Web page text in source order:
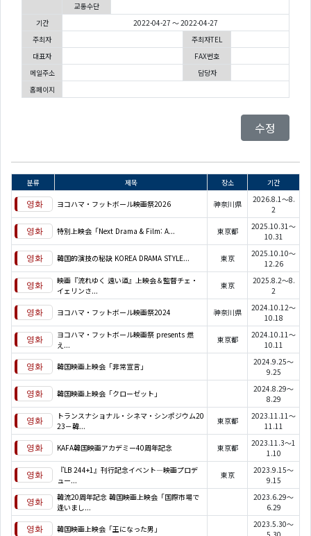
교통수단
기간
2022-04-27 ～ 2022-04-27
주최자
주최자TEL
대표자
FAX번호
메일주소
담당자
홈페이지
수정
분류 제목 장소 기간
ヨコハマ・フットボール映画祭2026 神奈川県
2026.8.1～8.
2
特別上映会「Next Drama & Film: A... 東京都
2025.10.31～
10.31
韓国的演技の秘訣 KOREA DRAMA STYLE... 東京
2025.10.10～
12.26
映画『流れゆく 遠い道』上映会＆監督チェ・
イェリンさ...
東京
2025.8.2～8.
2
ヨコハマ・フットボール映画祭2024 神奈川県
2024.10.12～
10.18
ヨコハマ・フットボール映画祭 presents 燃
え...
東京都
2024.10.11～
10.11
韓国映画上映会「非常宣言」
2024.9.25～
9.25
韓国映画上映会「クローゼット」
2024.8.29～
8.29
トランスナショナル・シネマ・シンポジウム20
23－韓...
東京都
2023.11.11～
11.11
KAFA韓国映画アカデミー40周年記念 東京都
2023.11.3～1
1.10
『LB 244+1』刊行記念イベント―映画プロデ
ュー...
東京
2023.9.15～
9.15
韓流20周年記念 韓国映画上映会「国際市場で
逢いまし...
2023.6.29～
6.29
韓国映画上映会「王になった男」
2023.5.30～